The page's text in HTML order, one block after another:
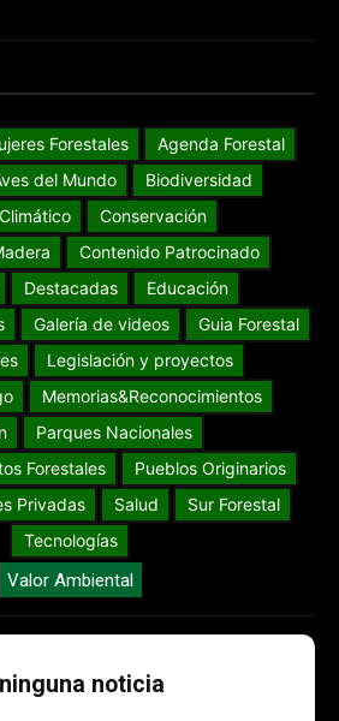
Forestales
Agenda Forestal
del Mundo
Biodiversidad
Conservación
Contenido Patrocinado
Destacadas
Educación
Galería de videos
Guia Forestal
Legislación y proyectos
Memorias&Reconocimientos
Parques Nacionales
Forestales
Pueblos Originarios
Privadas
Salud
Sur Forestal
Tecnologías
Valor Ambiental
noticia